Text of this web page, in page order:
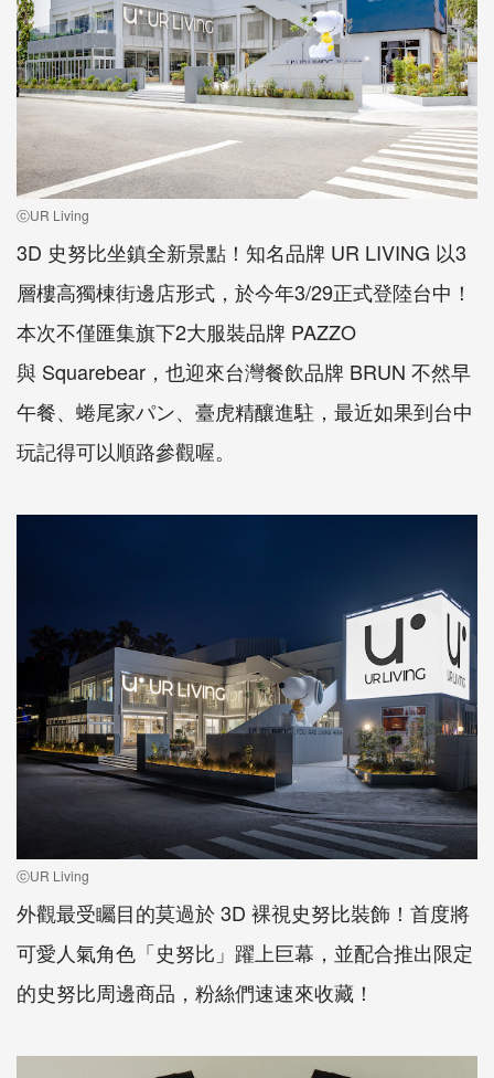
ⓒUR Living
3D 史努比坐鎮全新景點！知名品牌 UR LIVING 以3
層樓高獨棟街邊店形式， 於今年3/29正式登陸台中！
本次不僅匯集旗下2大服裝品牌 PAZZO
與 Squarebear ，也迎來台灣餐飲品牌 BRUN 不然早
午餐、蜷尾家パン、臺虎精釀進駐，最近如果到台中
玩記得可以順路參觀喔。
ⓒUR Living
外觀最受矚目的莫過於3D 裸視史努比裝飾！首度將
可愛人氣角色「史努比」躍上巨幕，並配合推出限定
的史努比周邊商品，粉絲們速速來收藏！